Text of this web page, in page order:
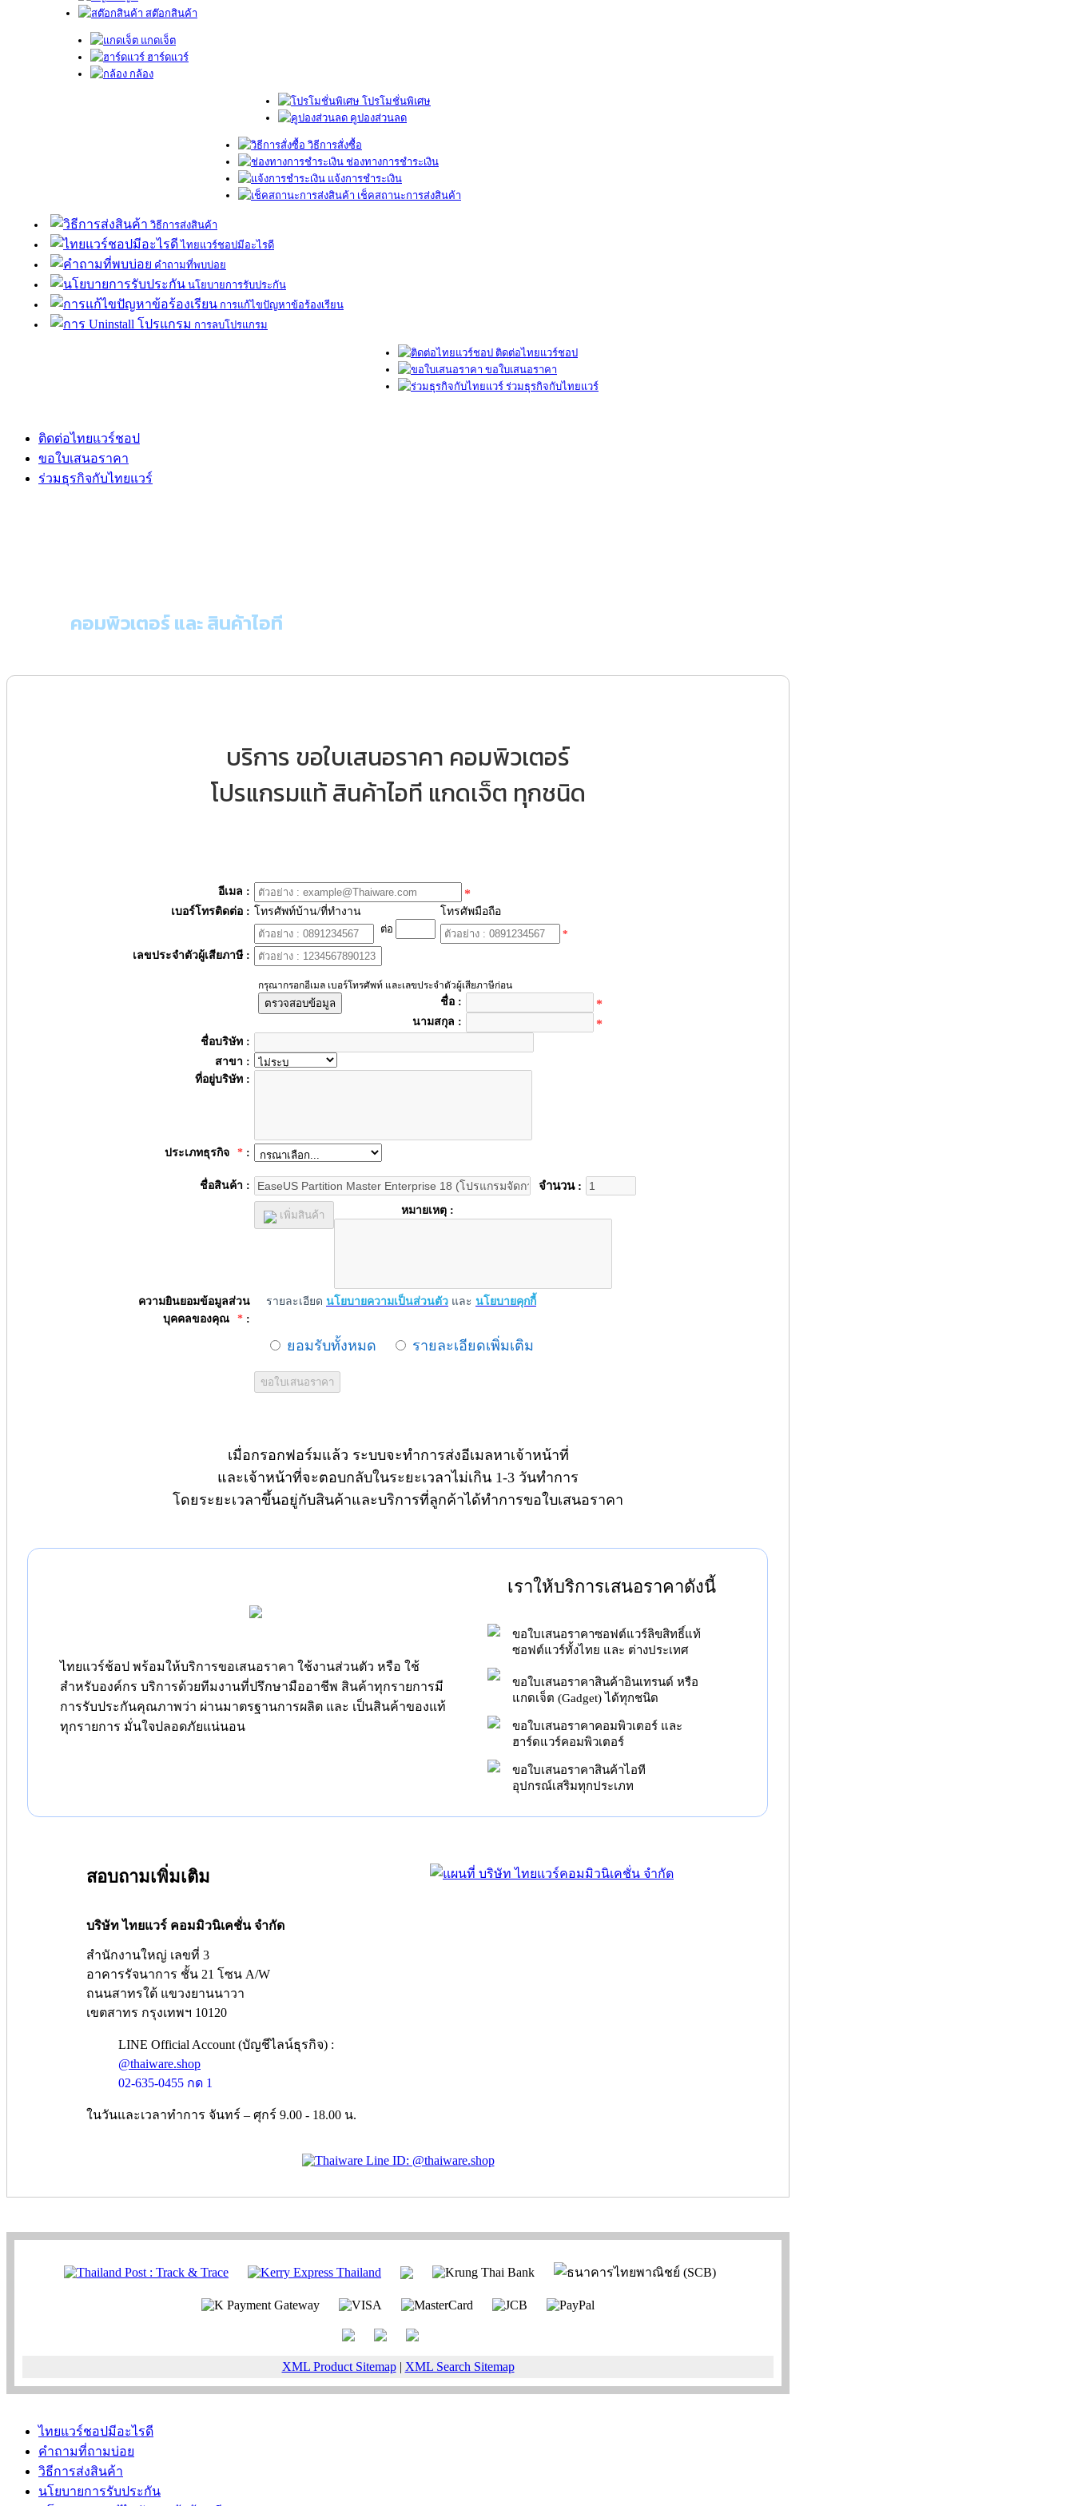
สต๊อกสินค้า
แกดเจ็ต
ฮาร์ดแวร์
กล้อง
โปรโมชั่นพิเศษ
คูปองส่วนลด
วิธีการสั่งซื้อ
ช่องทางการชำระเงิน
แจ้งการชำระเงิน
เช็คสถานะการส่งสินค้า
วิธีการส่งสินค้า
ไทยแวร์ชอปมีอะไรดี
คำถามที่พบบ่อย
นโยบายการรับประกัน
การแก้ไขปัญหาข้อร้องเรียน
การลบโปรแกรม
ติดต่อไทยแวร์ชอป
ขอใบเสนอราคา
ร่วมธุรกิจกับไทยแวร์
ติดต่อไทยแวร์ชอป
ขอใบเสนอราคา
ร่วมธุรกิจกับไทยแวร์
คอมพิวเตอร์ และ สินค้าไอที
บริการ ขอใบเสนอราคา คอมพิวเตอร์
โปรแกรมแท้ สินค้าไอที แกดเจ็ต ทุกชนิด
อีเมล : *
เบอร์โทรติดต่อ : โทรศัพท์บ้าน/ที่ทำงาน
ต่อ
โทรศัพมือถือ
*
เลขประจำตัวผู้เสียภาษี :
กรุณากรอกอีเมล เบอร์โทรศัพท์ และเลขประจำตัวผู้เสียภาษีก่อน
ตรวจสอบข้อมูล ชื่อ : *
นามสกุล : *
ชื่อบริษัท :
สาขา :
ที่อยู่บริษัท :
ประเภทธุรกิจ * :
ชื่อสินค้า : จำนวน :
เพิ่มสินค้า หมายเหตุ :
ความยินยอมข้อมูลส่วน
บุคคลของคุณ
* :
รายละเอียด นโยบายความเป็นส่วนตัว และ นโยบายคุกกี้
ยอมรับทั้งหมด รายละเอียดเพิ่มเติม
เมื่อกรอกฟอร์มแล้ว ระบบจะทำการส่งอีเมลหาเจ้าหน้าที่
และเจ้าหน้าที่จะตอบกลับในระยะเวลาไม่เกิน 1-3 วันทำการ
โดยระยะเวลาขึ้นอยู่กับสินค้าและบริการที่ลูกค้าได้ทำการขอใบเสนอราคา
ไทยแวร์ช้อป พร้อมให้บริการขอเสนอราคา ใช้งานส่วนตัว หรือ ใช้
สำหรับองค์กร บริการด้วยทีมงานที่ปรึกษามืออาชีพ สินค้าทุกรายการมี
การรับประกันคุณภาพว่า ผ่านมาตรฐานการผลิต และ เป็นสินค้าของแท้
ทุกรายการ มั่นใจปลอดภัยแน่นอน
เราให้บริการเสนอราคาดังนี้
ขอใบเสนอราคาซอฟต์แวร์ลิขสิทธิ์แท้
ซอฟต์แวร์ทั้งไทย และ ต่างประเทศ
ขอใบเสนอราคาสินค้าอินเทรนด์ หรือ
แกดเจ็ต (Gadget) ได้ทุกชนิด
ขอใบเสนอราคาคอมพิวเตอร์ และ
ฮาร์ดแวร์คอมพิวเตอร์
ขอใบเสนอราคาสินค้าไอที
อุปกรณ์เสริมทุกประเภท
สอบถามเพิ่มเติม
บริษัท ไทยแวร์ คอมมิวนิเคชั่น จำกัด
สำนักงานใหญ่ เลขที่ 3
อาคารรัจนาการ ชั้น 21 โซน A/W
ถนนสาทรใต้ แขวงยานนาวา
เขตสาทร กรุงเทพฯ 10120
LINE Official Account (บัญชีไลน์ธุรกิจ) :
@thaiware.shop
02-635-0455 กด 1
ในวันและเวลาทำการ จันทร์ – ศุกร์ 9.00 - 18.00 น.
XML Product Sitemap| XML Search Sitemap
ไทยแวร์ชอปมีอะไรดี
คำถามที่ถามบ่อย
วิธีการส่งสินค้า
นโยบายการรับประกัน